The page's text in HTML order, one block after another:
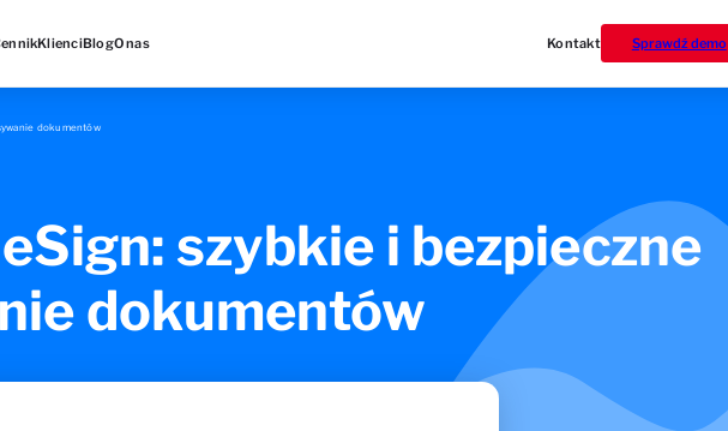
KlienciBlogO nas Kontakt Sprawdź demo
dokumentów
szybkie i bezpieczne
dokumentów